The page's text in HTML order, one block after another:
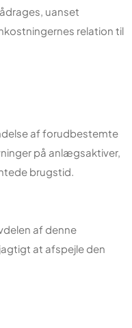
uanset
relation til
af forudbestemte
på anlægsaktiver,
brugstid.
af denne
at afspejle den